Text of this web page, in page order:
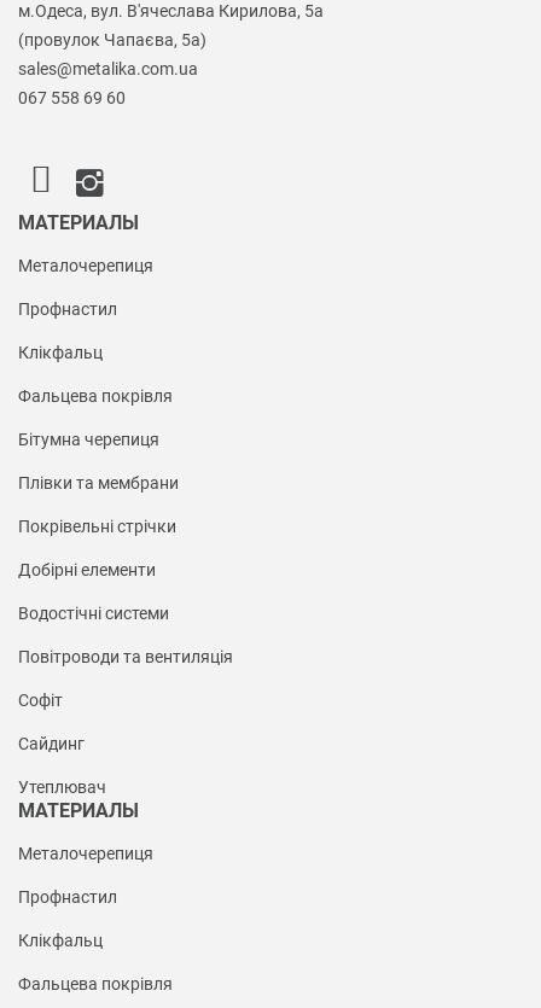
м.Одеса, вул. В'ячеслава Кирилова, 5а
(провулок Чапаєва, 5а)
sales@metalika.com.ua
067 558 69 60
МАТЕРИАЛЫ
Металочерепиця
Профнастил
Клікфальц
Фальцева покрівля
Бітумна черепиця
Плівки та мембрани
Покрівельні стрічки
Добірні елементи
Водостічні системи
Повітроводи та вентиляція
Софіт
Сайдинг
Утеплювач
МАТЕРИАЛЫ
Металочерепиця
Профнастил
Клікфальц
Фальцева покрівля